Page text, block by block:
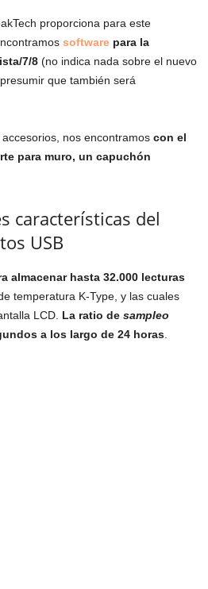
proporciona para este
software para la
7/8 (no indica nada sobre el nuevo
que también será
nos encontramos con el
para muro, un capuchón
características del
USB
almacenar hasta 32.000 lecturas
temperatura K-Type, y las cuales
LCD. La ratio de sampleo
a los largo de 24 horas